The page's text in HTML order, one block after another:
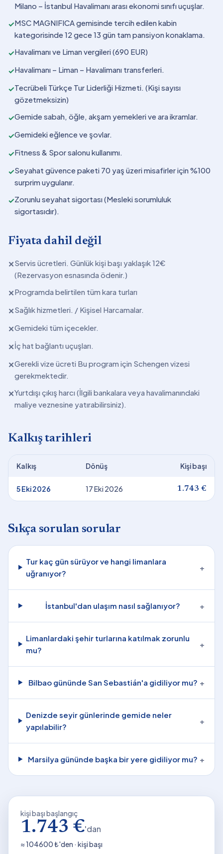
Milano – İstanbul Havalimanı arası ekonomi sınıfı uçuşlar.
✓MSC MAGNIFICA gemisinde tercih edilen kabin
kategorisinde 12 gece 13 gün tam pansiyon konaklama.
✓Havalimanı ve Liman vergileri (690 EUR)
✓Havalimanı – Liman – Havalimanı transferleri.
✓Tecrübeli Türkçe Tur Liderliği Hizmeti. (Kişi sayısı
gözetmeksizin)
✓Gemide sabah, öğle, akşam yemekleri ve ara ikramlar.
✓Gemideki eğlence ve şovlar.
✓Fitness & Spor salonu kullanımı.
✓Seyahat güvence paketi 70 yaş üzeri misafirler için %100
surprim uygulanır.
✓Zorunlu seyahat sigortası (Mesleki sorumluluk
sigortasıdır).
Fiyata dahil değil
✕Servis ücretleri. Günlük kişi başı yaklaşık 12€
(Rezervasyon esnasında ödenir.)
✕Programda belirtilen tüm kara turları
✕Sağlık hizmetleri. / Kişisel Harcamalar.
✕Gemideki tüm içecekler.
✕İç hat bağlantı uçuşları.
✕Gerekli vize ücreti Bu program için Schengen vizesi
gerekmektedir.
✕Yurtdışı çıkış harcı (İlgili bankalara veya havalimanındaki
maliye veznesine yatırabilirsiniz).
Kalkış tarihleri
Kalkış Dönüş Kişi başı
5 Eki 2026 17 Eki 2026 1.743 €
Sıkça sorulan sorular
Tur kaç gün sürüyor ve hangi limanlara
uğranıyor?
+
İstanbul'dan ulaşım nasıl sağlanıyor? +
Limanlardaki şehir turlarına katılmak zorunlu
mu?
+
Bilbao gününde San Sebastián'a gidiliyor mu? +
Denizde seyir günlerinde gemide neler
yapılabilir?
+
Marsilya gününde başka bir yere gidiliyor mu? +
kişi başı başlangıç
1.743 €'dan
≈104600₺'den · kişi başı